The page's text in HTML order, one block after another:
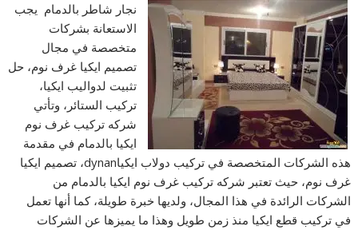
نجار شاطر بالدمام يجب
الاستعانة بشركات
متخصصة في مجال
تصميم ايكيا غرف نوم، حل
تثبيت لدواليب ايكيا،
تركيب الستائر، وتأتي
شركه تركيب غرف نوم
ايكيا بالدمام في مقدمة
هذه الشركات المتخصصة في تركيب دولاب ايكياdynan، تصميم ايكيا
غرف نوم، حيث تعتبر شركه تركيب غرف نوم ايكيا بالدمام من
الشركات الرائدة في هذا المجال، ولديها خبرة طويلة، كما أنها تعمل
في تركيب قطع ايكيا منذ زمن طويل وهذا ما يميزها عن الشركات